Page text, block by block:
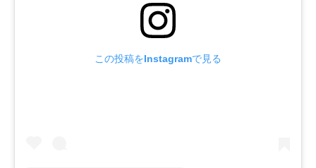
この投稿をInstagramで見る